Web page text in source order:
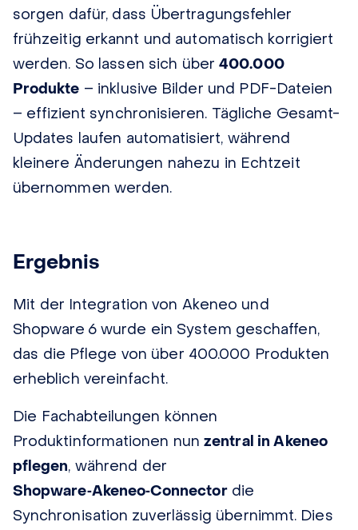
sorgen dafür, dass Übertragungsfehler
frühzeitig erkannt und automatisch korrigiert
werden. So lassen sich über400.000
Produkte – inklusive Bilder und PDF-Dateien
– effizient synchronisieren. Tägliche Gesamt-
Updates laufen automatisiert, während
kleinere Änderungen nahezu in Echtzeit
übernommen werden.
Ergebnis
Mit der Integration von Akeneo und
Shopware 6 wurde ein System geschaffen,
das die Pflege von über 400.000 Produkten
erheblich vereinfacht.
Die Fachabteilungen können
Produktinformationen nunzentral in Akeneo
pflegen, während der
Shopware‑Akeneo‑Connectordie
Synchronisation zuverlässig übernimmt. Dies